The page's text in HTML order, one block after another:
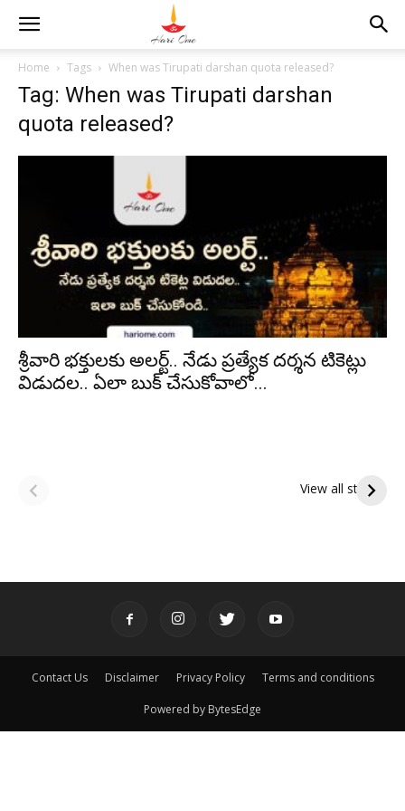
Home Tags When was Tirupati darshan quota released?
Tag: When was Tirupati darshan
quota released?
శ్రీవారి భక్తులకు అలర్ట్.. నేడు ప్రత్యేక దర్శన టికెట్లు
విడుదల.. ఏలా బుక్ చేసుకోవాలో...
View all stories
పితృదేవతల ఆశీర్వాదం
ఇంద్రకీలాద్రి గిరి ప్రదక్షిణ
Contact Us Disclaimer Privacy Policy Terms and conditions
Powered by BytesEdge